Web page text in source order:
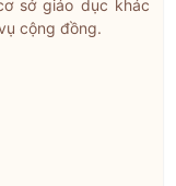
sở giáo dục khác
cộng đồng.